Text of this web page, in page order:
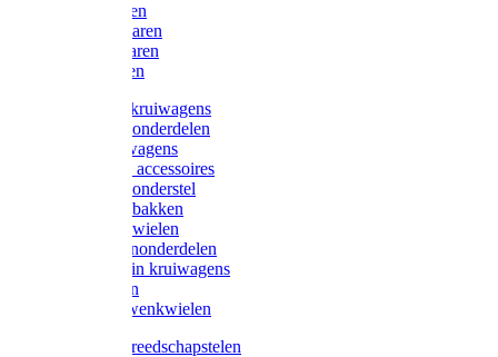
Snoeischaren
Heggenscharen
Takkenscharen
Snoeimessen
Landbouwkruiwagens
Kruiwagenonderdelen
Bouwkruiwagens
Kruiwagen accessoires
Kruiwagenonderstel
Kruiwagenbakken
Kruiwagenwielen
Steekwagenonderdelen
Huis en Tuin kruiwagens
Steekwagen
Bok- en Zwenkwielen
Overige gereedschapstelen